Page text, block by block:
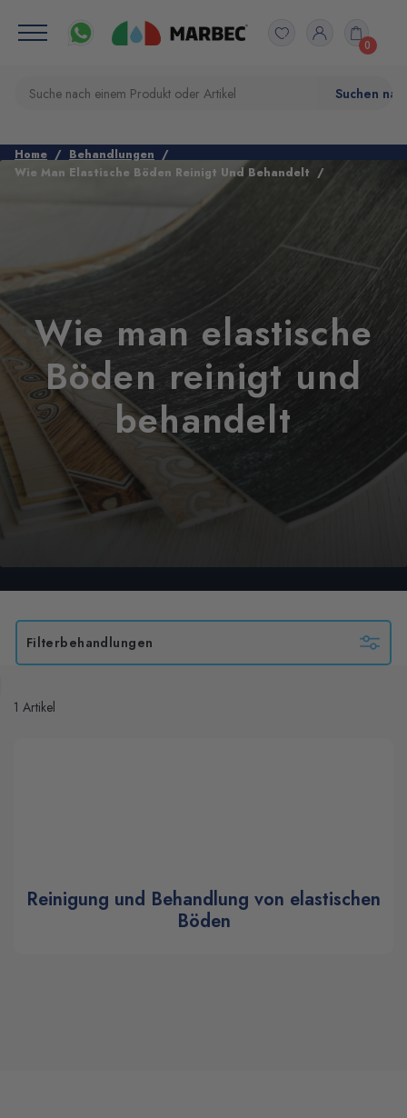
0
Home
Behandlungen
Wie Man Elastische Böden Reinigt Und Behandelt
Wie man elastische
Böden reinigt und
behandelt
Filterbehandlungen
1 Artikel
Reinigung und Behandlung von elastischen
Böden